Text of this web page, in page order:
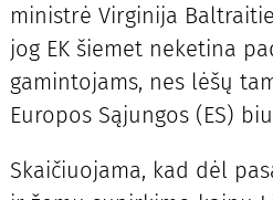
ministrė Virginija
jog EK šiemet neketina
gamintojams, nes lėšų
Europos Sąjungos (ES)
Skaičiuojama, kad dėl